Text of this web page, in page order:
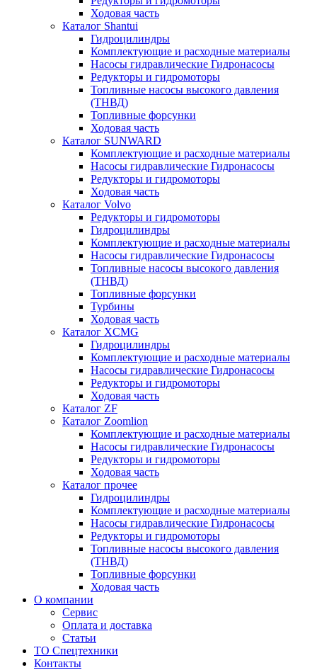
Ходовая часть
Каталог Shantui
Гидроцилиндры
Комплектующие и расходные материалы
Насосы гидравлические Гидронасосы
Редукторы и гидромоторы
Топливные насосы высокого давления
(ТНВД)
Топливные форсунки
Ходовая часть
Каталог SUNWARD
Комплектующие и расходные материалы
Насосы гидравлические Гидронасосы
Редукторы и гидромоторы
Ходовая часть
Каталог Volvo
Редукторы и гидромоторы
Гидроцилиндры
Комплектующие и расходные материалы
Насосы гидравлические Гидронасосы
Топливные насосы высокого давления
(ТНВД)
Топливные форсунки
Турбины
Ходовая часть
Каталог XCMG
Гидроцилиндры
Комплектующие и расходные материалы
Насосы гидравлические Гидронасосы
Редукторы и гидромоторы
Ходовая часть
Каталог ZF
Каталог Zoomlion
Комплектующие и расходные материалы
Насосы гидравлические Гидронасосы
Редукторы и гидромоторы
Ходовая часть
Каталог прочее
Гидроцилиндры
Комплектующие и расходные материалы
Насосы гидравлические Гидронасосы
Редукторы и гидромоторы
Топливные насосы высокого давления
(ТНВД)
Топливные форсунки
Ходовая часть
О компании
Сервис
Оплата и доставка
Статьи
ТО Спецтехники
Контакты